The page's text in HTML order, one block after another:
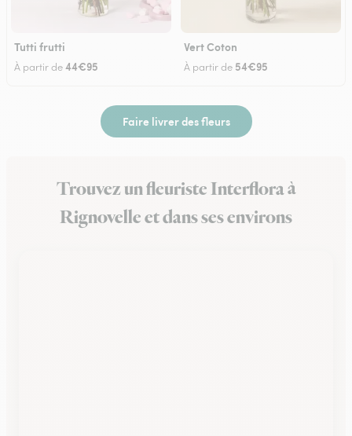
Tutti frutti
À partir de44€95
Vert Coton
À partir de 54€95
Faire livrer des fleurs
Trouvez un fleuriste Interflora à
Rignovelle et dans ses environs